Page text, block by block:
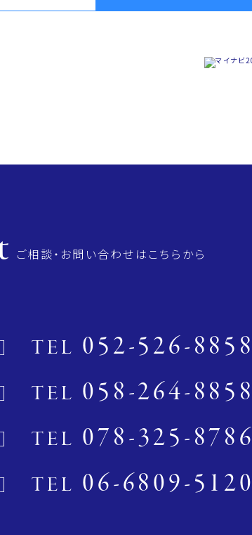
ご相談・お問い合わせはこちらから
TEL 052-526-8858
TEL 058-264-8858
TEL 078-325-8786
TEL 06-6809-5120